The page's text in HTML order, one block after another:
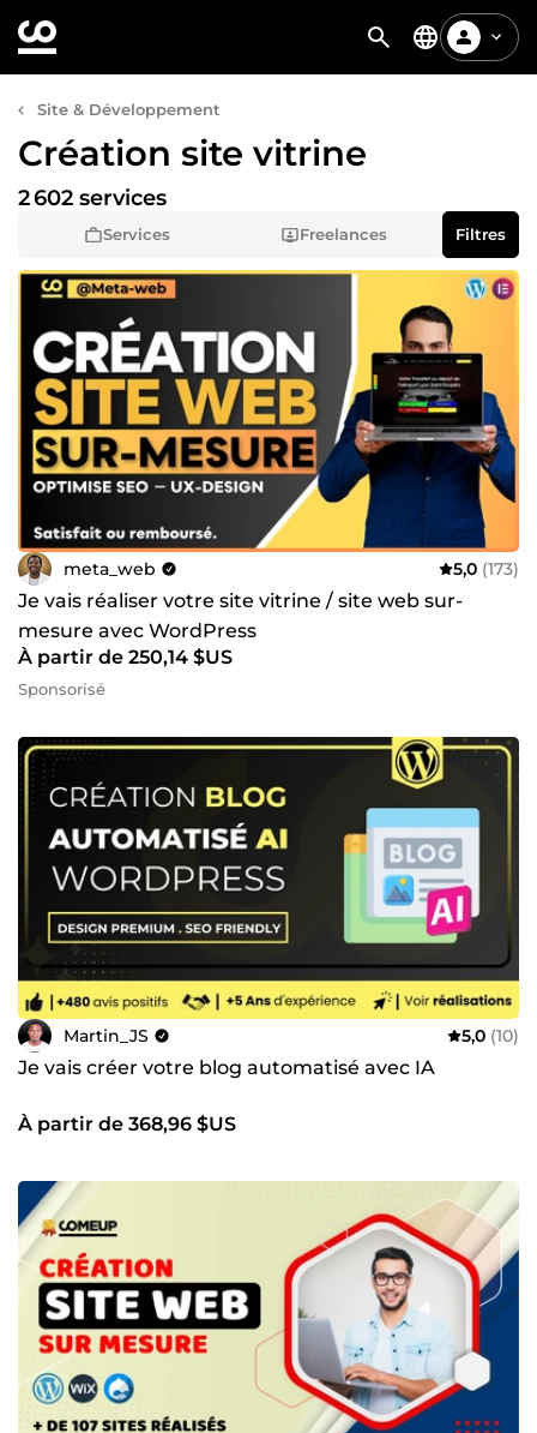
Site & Développement
Création site vitrine
Services Freelances
2 602 services
Filtres
meta_web 5,0 (173)
Je vais réaliser votre site vitrine / site web sur-
mesure avec WordPress
À partir de 250,14 $US
Sponsorisé
Martin_JS 5,0 (10)
Je vais créer votre blog automatisé avec IA
À partir de 368,96 $US